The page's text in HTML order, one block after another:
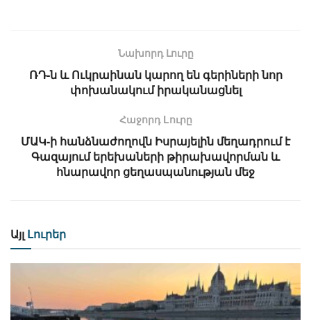
Նախորդ Լուրը
ՌԴ-ն և Ուկրաինան կարող են գերիների նոր
փոխանակում իրականացնել
Հաջորդ Lուրը
ՄԱԿ-ի հանձնաժողովն Իսրայելին մեղադրում է
Գազայում երեխաների թիրախավորման և
հնարավոր ցեղասպանության մեջ
Այլ Լուրեր